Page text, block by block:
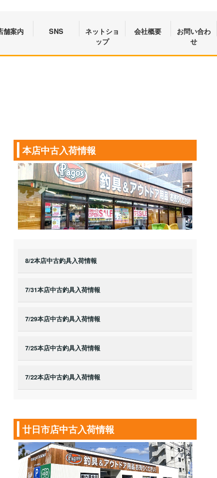
舗案内 SNS
ネットショ
ップ
会社概要
お問い合わ
せ
本店中古入荷情報
8/2本店中古釣具入荷情報
7/31本店中古釣具入荷情報
7/29本店中古釣具入荷情報
7/25本店中古釣具入荷情報
7/22本店中古釣具入荷情報
廿日市店中古入荷情報